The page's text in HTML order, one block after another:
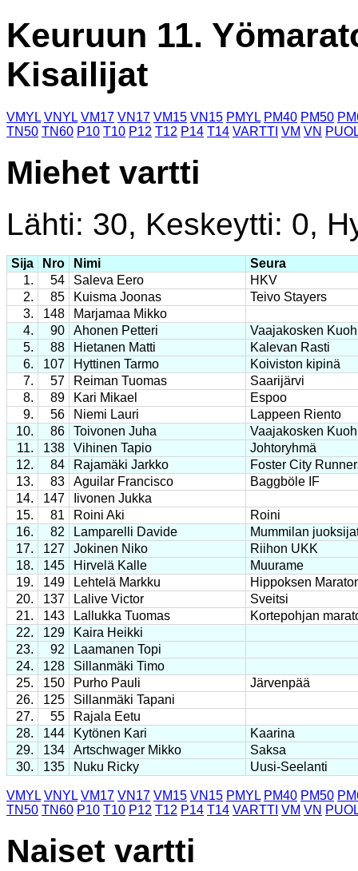
Keuruun 11.
Kisailijat
VMYL VNYL VM17 VN17 VM15 VN15 PMYL PM40 PM50
TN50 TN60 P10 T10 P12 T12 P14 T14 VARTTI VM VN
Miehet vartti
Lähti: 30, Keskeytti: 0,
Sija Nro Nimi
Seura
1.
54 Saleva Eero
HKV
2.
85 Kuisma Joonas
Teivo Stayers
3.
148
Marjamaa Mikko
4.
90 Ahonen Petteri
Vaajakosken
5.
88 Hietanen Matti
Kalevan Rasti
6.
107 Hyttinen Tarmo
Koiviston kipinä
7.
57 Reiman Tuomas
Saarijärvi
8.
89 Kari Mikael
Espoo
9.
56 Niemi Lauri
Lappeen Riento
10.
86 Toivonen Juha
Vaajakosken
11.
138 Vihinen Tapio
Johtoryhmä
12.
84 Rajamäki Jarkko
Foster City
13.
83 Aguilar Francisco
Baggböle IF
14.
147
Iivonen Jukka
15.
81 Roini Aki
Roini
16.
82 Lamparelli Davide
Mummilan
17.
127 Jokinen Niko
Riihon UKK
18.
145 Hirvelä Kalle
Muurame
19.
149 Lehtelä Markku
Hippoksen
20.
137 Lalive Victor
Sveitsi
21.
143 Lallukka Tuomas
Kortepohjan
22.
129
Kaira Heikki
23.
92
Laamanen Topi
24.
128
Sillanmäki Timo
25.
150 Purho Pauli
Järvenpää
26.
125
Sillanmäki Tapani
27.
55
Rajala Eetu
28.
144 Kytönen Kari
Kaarina
29.
134 Artschwager Mikko
Saksa
30.
135 Nuku Ricky Uusi-Seelanti
VMYL VNYL VM17 VN17 VM15 VN15 PMYL PM40 PM50
TN50 TN60 P10 T10 P12 T12 P14 T14 VARTTI VM VN
Naiset vartti